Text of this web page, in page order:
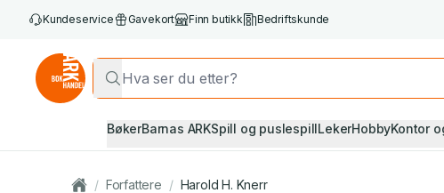
Kundeservice Gavekort Finn butikk Bedriftskunde
BøkerBarnas ARKSpill og puslespillLekerHobbyKontor
/ Forfattere / Harold H. Knerr